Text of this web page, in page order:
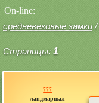
On-line:
средневековые замки /
Страницы: 1
777
ландмаршал